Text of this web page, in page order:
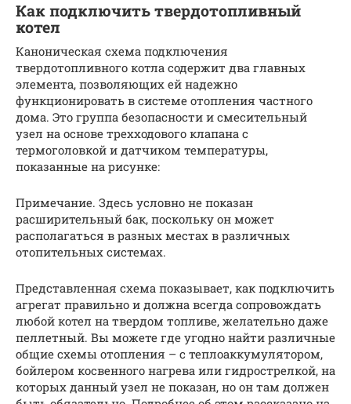
Как подключить твердотопливный
котел
Каноническая схема подключения
твердотопливного котла содержит два главных
элемента, позволяющих ей надежно
функционировать в системе отопления частного
дома. Это группа безопасности и смесительный
узел на основе трехходового клапана с
термоголовкой и датчиком температуры,
показанные на рисунке:
Примечание. Здесь условно не показан
расширительный бак, поскольку он может
располагаться в разных местах в различных
отопительных системах.
Представленная схема показывает, как подключить
агрегат правильно и должна всегда сопровождать
любой котел на твердом топливе, желательно даже
пеллетный. Вы можете где угодно найти различные
общие схемы отопления – с теплоаккумулятором,
бойлером косвенного нагрева или гидрострелкой, на
которых данный узел не показан, но он там должен